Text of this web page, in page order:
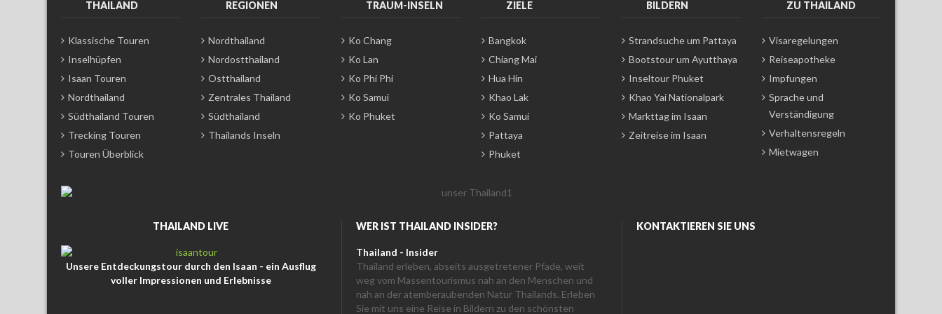
THAILAND
Klassische Touren
Inselhüpfen
Isaan Touren
Nordthailand
Südthailand Touren
Trecking Touren
Touren Überblick
REGIONEN
Nordthailand
Nordostthailand
Ostthailand
Zentrales Thailand
Südthailand
Thailands Inseln
TRAUM-INSELN
Ko Chang
Ko Lan
Ko Phi Phi
Ko Samui
Ko Phuket
ZIELE
Bangkok
Chiang Mai
Hua Hin
Khao Lak
Ko Samui
Pattaya
Phuket
BILDERN
Strandsuche um Pattaya
Bootstour um Ayutthaya
Inseltour Phuket
Khao Yai Nationalpark
Markttag im Isaan
Zeitreise im Isaan
ZU THAILAND
Visaregelungen
Reiseapotheke
Impfungen
Sprache und
Verständigung
Verhaltensregeln
Mietwagen
THAILAND LIVE
Unsere Entdeckungstour durch den Isaan - ein Ausflug
voller Impressionen und Erlebnisse
WER IST THAILAND INSIDER?
Thailand - Insider
Thailand erleben, abseits ausgetretener Pfade, weit
weg vom Massentourismus nah an den Menschen und
nah an der atemberaubenden Natur Thailands. Erleben
Sie mit uns eine Reise in Bildern zu den schönsten
KONTAKTIEREN SIE UNS